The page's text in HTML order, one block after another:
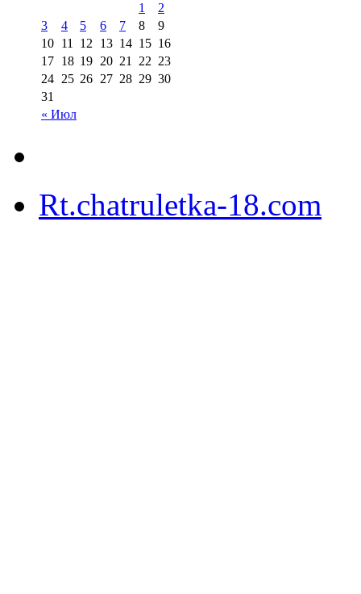
« Июл
1
2
3
4 5 6 7 8
9
10 11 12 13 14 15 16
17 18 19 20 21 22 23
24 25 26 27 28 29 30
31
Rt.chatruletka-18.com